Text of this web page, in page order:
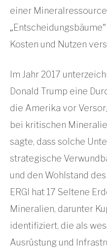
einer
Kosten und Nutzen
Im Jahr 2017
Donald Trump eine
die Amerika vor
bei kritischen
sagte, dass solche
strategische
und den Wohlstand
ERGI hat 17 Seltene
Mineralien, darunter
identifiziert, die als
Ausrüstung und